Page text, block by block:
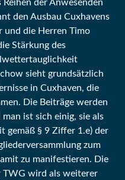
der Anwesenden
den Ausbau Cuxhavens
und die Herren Timo
Stärkung des
sieht grundsätzlich
in Cuxhaven, die
Die Beiträge werden
ist sich einig, sie als
gemäß § 9 Ziffer 1.e) der
zum
zu manifestieren. Die
wird als weiterer